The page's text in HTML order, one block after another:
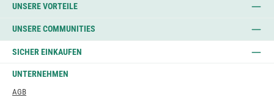
UNSERE VORTEILE
UNSERE COMMUNITIES
SICHER EINKAUFEN
UNTERNEHMEN
AGB